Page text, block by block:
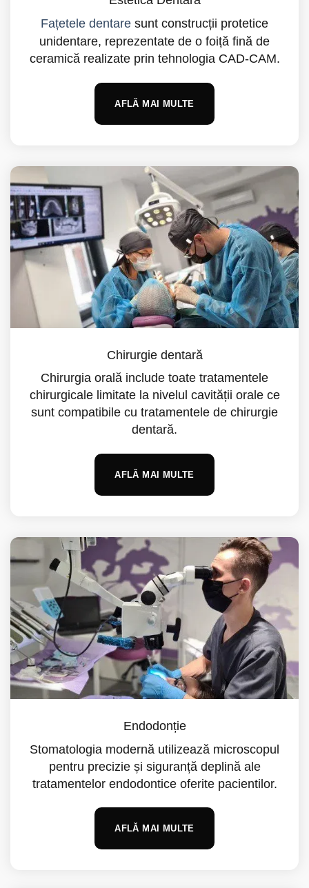
Fațetele dentare sunt construcții protetice
unidentare, reprezentate de o foiță fină de
ceramică realizate prin tehnologia CAD-CAM.
AFLĂ MAI MULTE
Chirurgie dentară
Chirurgia orală include toate tratamentele
chirurgicale limitate la nivelul cavității orale ce
sunt compatibile cu tratamentele de chirurgie
dentară.
AFLĂ MAI MULTE
Endodonție
Stomatologia modernă utilizează microscopul
pentru precizie și siguranță deplină ale
tratamentelor endodontice oferite pacientilor.
AFLĂ MAI MULTE